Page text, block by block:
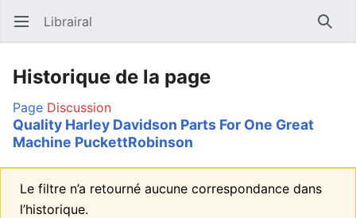
Ouvrir le menu principal Librairal
Historique de la page
Page Discussion
Quality Harley Davidson Parts For One Great
Machine PuckettRobinson
Le filtre n’a retourné aucune correspondance dans
l’historique.